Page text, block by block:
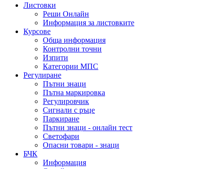
Листовки
Реши Онлайн
Информация за листовките
Курсове
Обща информация
Контролни точни
Изпити
Категории МПС
Регулиране
Пътни знаци
Пътна маркировка
Регулировчик
Сигнали с ръце
Паркиране
Пътни знаци - онлайн тест
Светофари
Опасни товари - знаци
БЧК
Информация